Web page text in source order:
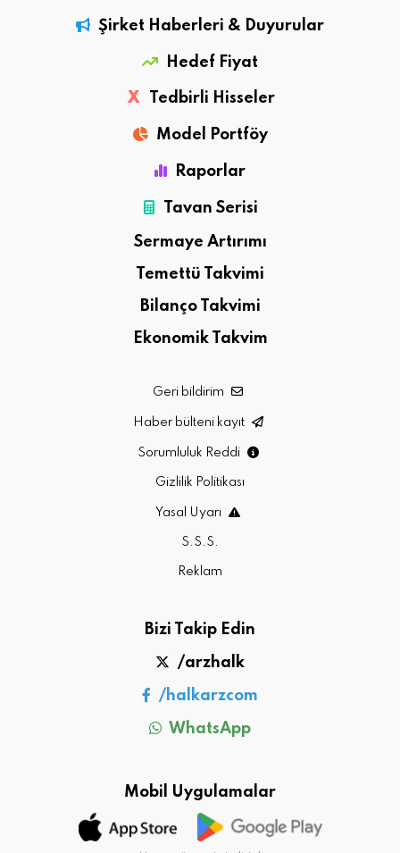
Şirket Haberleri & Duyurular
Hedef Fiyat
X Tedbirli Hisseler
Model Portföy
Raporlar
Tavan Serisi
Sermaye Artırımı
Temettü Takvimi
Bilanço Takvimi
Ekonomik Takvim
Geri bildirim
Haber bülteni kayıt
Sorumluluk Reddi
Gizlilik Politikası
Yasal Uyarı
S.S.S.
Reklam
Bizi Takip Edin
/arzhalk
/halkarzcom
WhatsApp
Mobil Uygulamalar